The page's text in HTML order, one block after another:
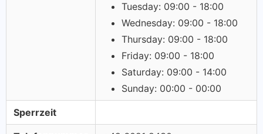
Tuesday: 09:00 - 18:00
Wednesday: 09:00 - 18:00
Thursday: 09:00 - 18:00
Friday: 09:00 - 18:00
Saturday: 09:00 - 14:00
Sunday: 00:00 - 00:00
Sperrzeit